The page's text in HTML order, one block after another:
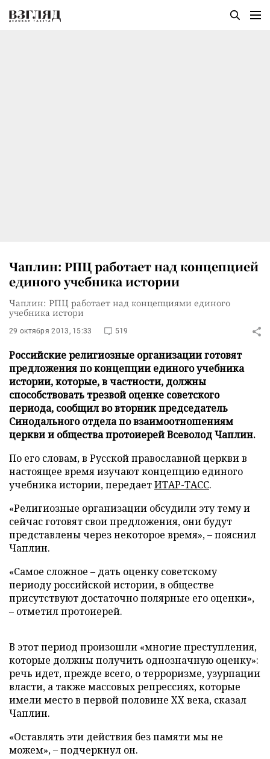
Чаплин: РПЦ работает над концепцией
единого учебника истории
Чаплин: РПЦ работает над концепциями единого
учебника истори
29 октября 2013, 15:33 519
Российские религиозные организации готовят
предложения по концепции единого учебника
истории, которые, в частности, должны
способствовать трезвой оценке советского
периода, сообщил во вторник председатель
Синодального отдела по взаимоотношениям
церкви и общества протоиерей Всеволод Чаплин.
По его словам, в Русской православной церкви в
настоящее время изучают концепцию единого
учебника истории, передаетИТАР-ТАСС.
«Религиозные организации обсудили эту тему и
сейчас готовят свои предложения, они будут
представлены через некоторое время», – пояснил
Чаплин.
«Самое сложное – дать оценку советскому
периоду российской истории, в обществе
присутствуют достаточно полярные его оценки»,
– отметил протоиерей.
В этот период произошли «многие преступления,
которые должны получить однозначную оценку»:
речь идет, прежде всего, о терроризме, узурпации
власти, а также массовых репрессиях, которые
имели место в первой половине XX века, сказал
Чаплин.
«Оставлять эти действия без памяти мы не
можем», – подчеркнул он.